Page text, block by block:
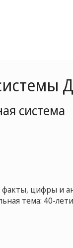
система
цифры и
тема: 40-